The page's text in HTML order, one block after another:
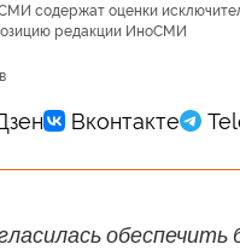
содержат оценки
редакции ИноСМИ
обеспечить